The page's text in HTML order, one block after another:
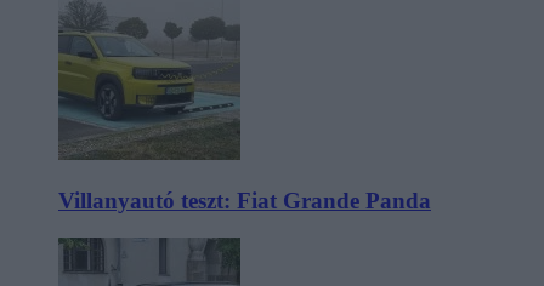
Villanyautó teszt: Fiat Grande Panda